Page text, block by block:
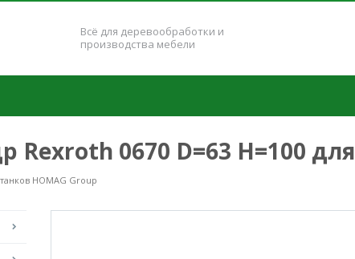
Всё для деревообработки и
производства мебели
0670 D=63 H=100
HOMAG Group